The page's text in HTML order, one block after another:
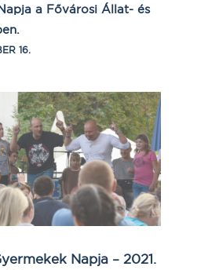
a Fővárosi Állat- és
16.
Napja – 2021.